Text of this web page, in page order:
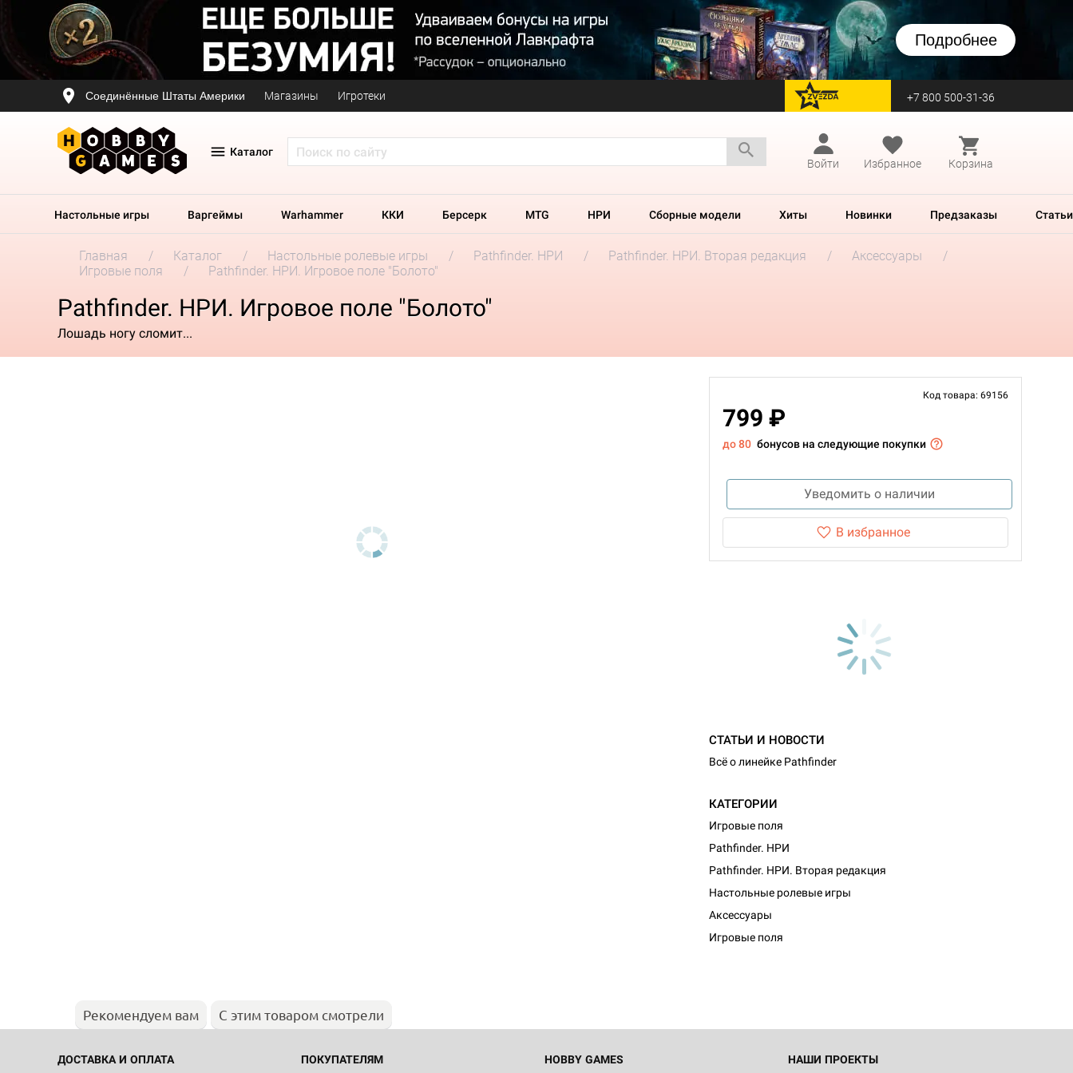
Подробнее
Соединённые Штаты Америки Магазины Игротеки перейти на Zvezda +7 800 500-31-36
Каталог
Войти
Избранное Корзина
Настольные игры Варгеймы Warhammer ККИ Берсерк MTG НРИ Сборные модели Хиты Новинки Предзаказы Статьи
Главная Каталог Настольные ролевые игры Pathfinder. НРИ Pathfinder. НРИ. Вторая редакция
Аксессуары
Игровые поля
Pathfinder. НРИ. Игровое поле "Болото"
Pathfinder. НРИ. Игровое поле "Болото"
Лошадь ногу сломит...
Код товара: 69156
799 ₽
до 80 бонусов на следующие покупки
Уведомить о наличии
В избранное
СТАТЬИ И НОВОСТИ
Всё о линейке Pathfinder
КАТЕГОРИИ
Игровые поля
Pathfinder. НРИ
Pathfinder. НРИ. Вторая редакция
Настольные ролевые игры
Аксессуары
Игровые поля
Рекомендуем вам С этим товаром смотрели
ДОСТАВКА И ОПЛАТА ПОКУПАТЕЛЯМ HOBBY GAMES НАШИ ПРОЕКТЫ